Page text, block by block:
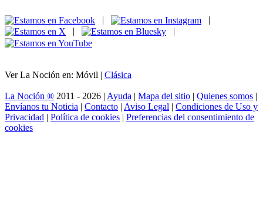
|
|
|
|
Ver La Noción en: Móvil | Clásica
La Noción ® 2011 - 2026 | Ayuda | Mapa del sitio | Quienes somos |
Envíanos tu Noticia | Contacto | Aviso Legal | Condiciones de Uso y
Privacidad | Política de cookies | Preferencias del consentimiento de
cookies